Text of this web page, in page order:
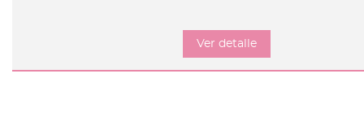
Ver detalle